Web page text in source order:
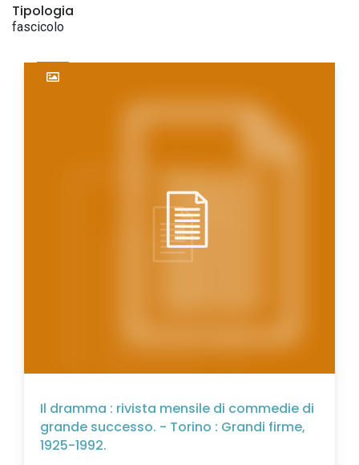
Tipologia
fascicolo
Il dramma : rivista mensile di commedie di
grande successo. - Torino : Grandi firme,
1925-1992.